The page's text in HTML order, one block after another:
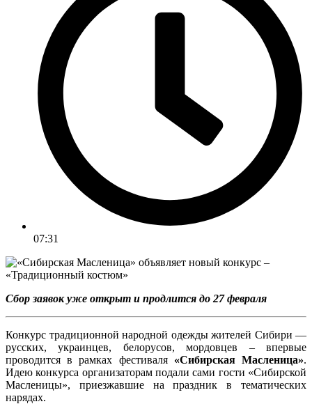
07:31
Сбор заявок уже открыт и продлится до 27 февраля
Конкурс традиционной народной одежды жителей Сибири —
русских, украинцев, белорусов, мордовцев – впервые
проводится в рамках фестиваля «Сибирская Масленица».
Идею конкурса организаторам подали сами гости «Сибирской
Масленицы», приезжавшие на праздник в тематических
нарядах.